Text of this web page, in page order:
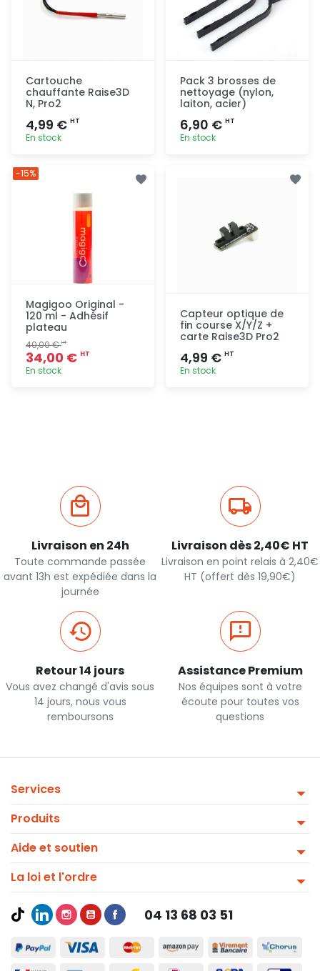
Cartouche
chauffante Raise3D
N, Pro2
4,99 € HT
En stock
Pack 3 brosses de
nettoyage (nylon,
laiton, acier)
6,90 € HT
En stock
Magigoo Original -
120 ml - Adhésif
plateau
40,00 €HT
34,00 € HT
En stock
-15%
Capteur optique de
fin course X/Y/Z +
carte Raise3D Pro2
4,99 € HT
En stock
Livraison en 24h
Toute commande passée
avant 13h est expédiée dans la
journée
Livraison dès 2,40€ HT
Livraison en point relais à 2,40€
HT (offert dès 19,90€)
Retour 14 jours
Vous avez changé d'avis sous
14 jours, nous vous
remboursons
Assistance Premium
Nos équipes sont à votre
écoute pour toutes vos
questions
Services
Produits
Aide et soutien
La loi et l'ordre
04 13 68 03 51